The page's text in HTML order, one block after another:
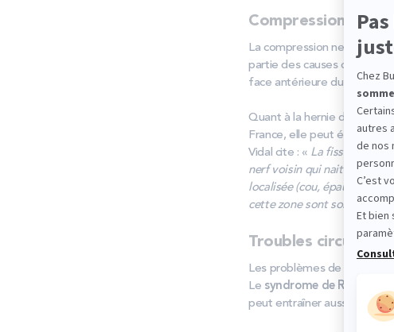
Compression
La compression nerveuse,
partie des causes
face antérieure du poignet,
Quant à la hernie discale,
France, elle peut
Vidal cite : « La fissure ou la
nerf voisin qui nait de la
localisée (cou, épaule,
cette zone sont sollicités».
Troubles
Les problèmes de
Le syndrome de Raynaud
peut entraîner aussi des